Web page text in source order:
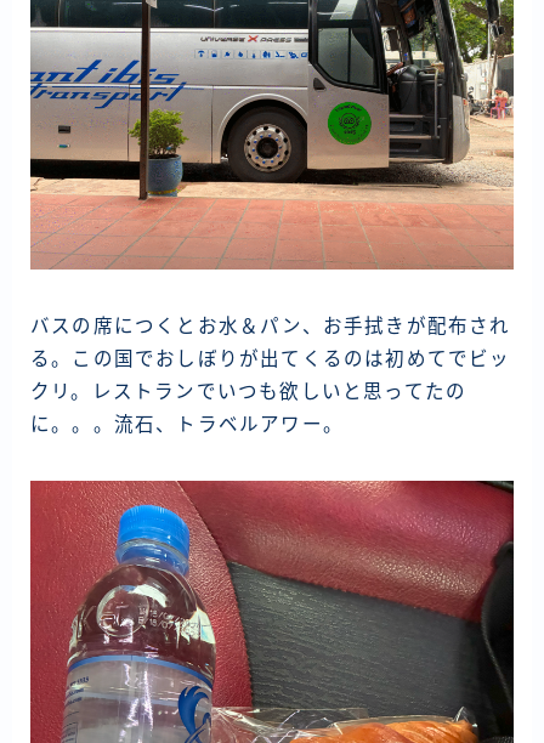
インド
世界一周旅行前～準備～
FIRE後の日常
アニメ
映画
読書
ポートフォリオ
資産運用
仮想通貨
お問い合わせ
バスの席につくとお水＆パン、お手拭きが配布され
る。この国でおしぼりが出てくるのは初めてでビッ
クリ。レストランでいつも欲しいと思ってたの
に。。。流石、トラベルアワー。